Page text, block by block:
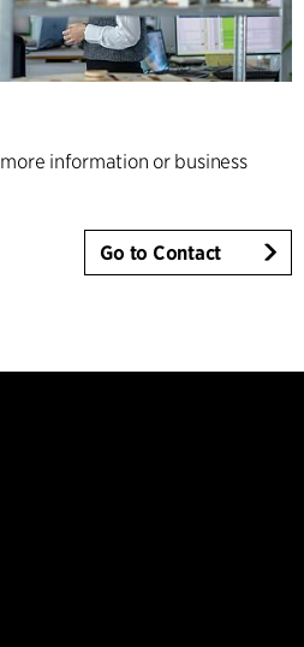
information or business
Go to Contact